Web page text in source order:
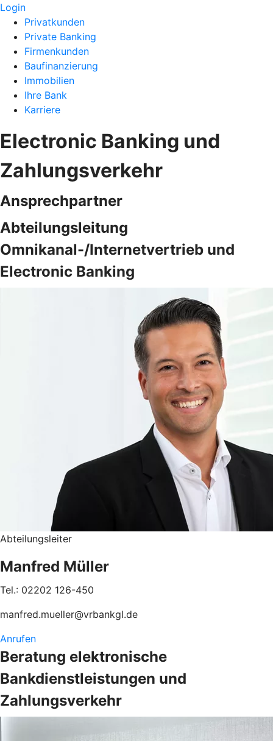
Login
Privatkunden
Private Banking
Firmenkunden
Baufinanzierung
Immobilien
Ihre Bank
Karriere
Electronic Banking und
Zahlungsverkehr
Ansprechpartner
Abteilungsleitung
Omnikanal-/Internetvertrieb und
Electronic Banking
Abteilungsleiter
Manfred Müller
Tel.: 02202 126-450
manfred.mueller@vrbankgl.de
Anrufen
Beratung elektronische
Bankdienstleistungen und
Zahlungsverkehr